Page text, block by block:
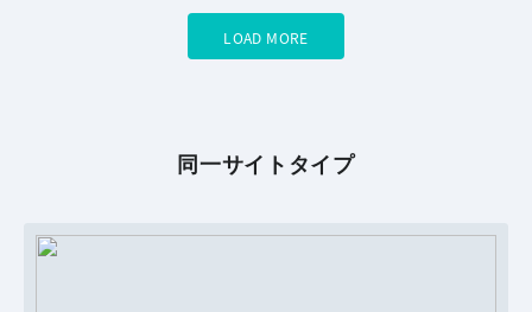
LOAD MORE
同一サイトタイプ